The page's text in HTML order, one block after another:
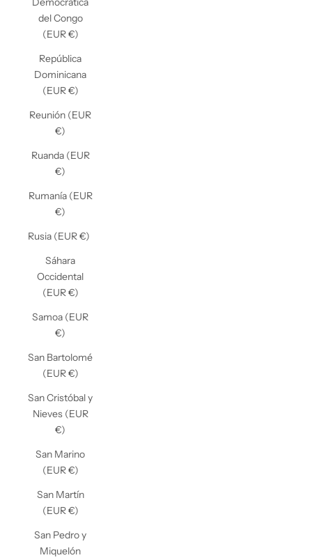
del Congo
(EUR €)
República
Dominicana
(EUR €)
Reunión (EUR
€)
Ruanda (EUR
€)
Rumanía (EUR
€)
Rusia (EUR €)
Sáhara
Occidental
(EUR €)
Samoa (EUR
€)
San Bartolomé
(EUR €)
San Cristóbal y
Nieves (EUR
€)
San Marino
(EUR €)
San Martín
(EUR €)
San Pedro y
Miquelón